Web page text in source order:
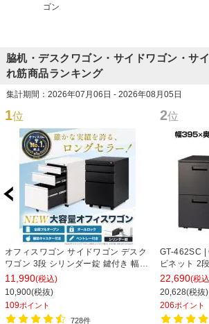
ゴン
脇机・デスクワゴン・サイドワゴン・サ
れ筋商品ランキング
集計期間：2026年07月06日 - 2026年08月05日
1位
オフィスワゴン サイドワゴン デスク
ワゴン 3段 シリンダー錠 鍵付き 幅
390×奥行510×高さ600mm【ホワイ
ト・ブラック】
11,990(税込)
10,900(税抜)
109ポイント
728件
2位
GT-462SC |
ビネット 2
フィスワゴ
ゴン 収納
616mm 【
22,690(税
20,628(税抜)
206ポイント